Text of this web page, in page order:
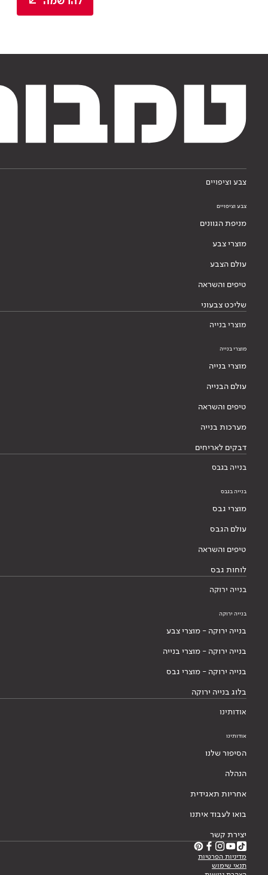
צבע וציפויים
צבע וציפויים
מניפת הגוונים
מוצרי צבע
עולם הצבע
טיפים והשראה
שליכט צבעוני
מוצרי בנייה
מוצרי בנייה
מוצרי בנייה
עולם הבנייה
טיפים והשראה
מערכות בנייה
דבקים לאריחים
בנייה בגבס
בנייה בגבס
מוצרי גבס
עולם הגבס
טיפים והשראה
לוחות גבס
בנייה ירוקה
בנייה ירוקה
בנייה ירוקה - מוצרי צבע
בנייה ירוקה - מוצרי בנייה
בנייה ירוקה - מוצרי גבס
בלוג בנייה ירוקה
אודותינו
אודותינו
הסיפור שלנו
הנהלה
אחריות תאגידית
בואו לעבוד איתנו
יצירת קשר
מדיניות הפרטיות
תנאי שימוש